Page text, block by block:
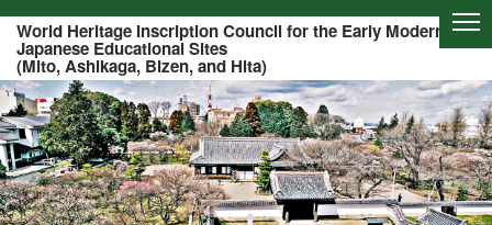
Of this page to text
World Heritage Inscription Council for the Early Modern
Japanese Educational Sites
(Mito, Ashikaga, Bizen, and Hita)